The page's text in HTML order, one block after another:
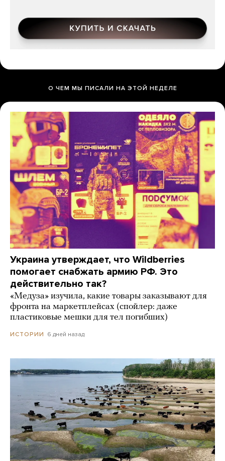
О ЧЕМ МЫ ПИСАЛИ НА ЭТОЙ НЕДЕЛЕ
Украина утверждает, что Wildberries
помогает снабжать армию РФ. Это
действительно так?
«Медуза» изучила, какие товары заказывают для
фронта на маркетплейсах (спойлер: даже
пластиковые мешки для тел погибших)
ИСТОРИИ 6 дней назад